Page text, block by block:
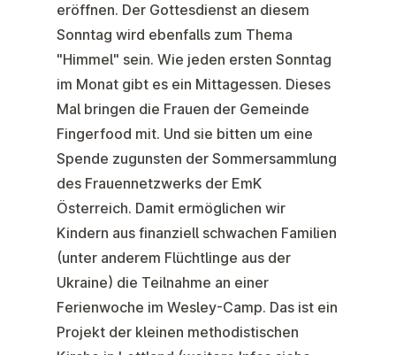
eröffnen. Der Gottesdienst an diesem
Sonntag wird ebenfalls zum Thema
"Himmel" sein. Wie jeden ersten Sonntag
im Monat gibt es ein Mittagessen. Dieses
Mal bringen die Frauen der Gemeinde
Fingerfood mit. Und sie bitten um eine
Spende zugunsten der Sommersammlung
des Frauennetzwerks der EmK
Österreich. Damit ermöglichen wir
Kindern aus finanziell schwachen Familien
(unter anderem Flüchtlinge aus der
Ukraine) die Teilnahme an einer
Ferienwoche im Wesley-Camp. Das ist ein
Projekt der kleinen methodistischen